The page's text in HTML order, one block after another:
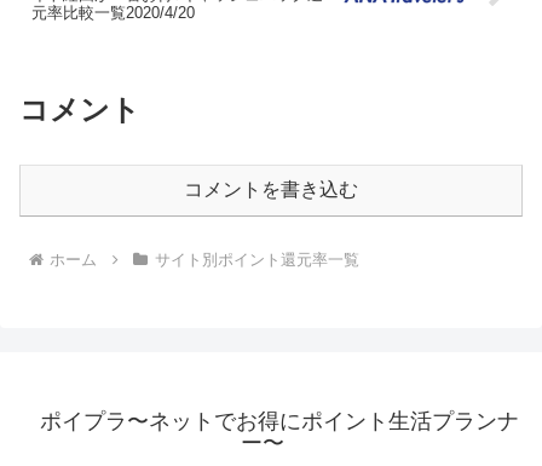
元率比較一覧2020/4/20
コメント
コメントを書き込む
ホーム サイト別ポイント還元率一覧
ポイプラ〜ネットでお得にポイント生活プランナ
ー〜